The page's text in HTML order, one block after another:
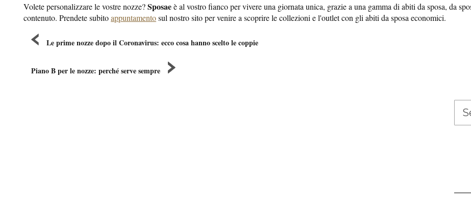
Volete personalizzare le vostre nozze?Sposaeè al vostro fianco per vivere una giornata unica, grazie a una gamma di abiti da sposa, da
contenuto. Prendete subitoappuntamentosul nostro sito per venire a scoprire le collezioni e l'outlet con gli abiti da sposa economici.
Le prime nozze dopo il Coronavirus: ecco cosa hanno scelto le coppie
Piano B per le nozze: perché serve sempre